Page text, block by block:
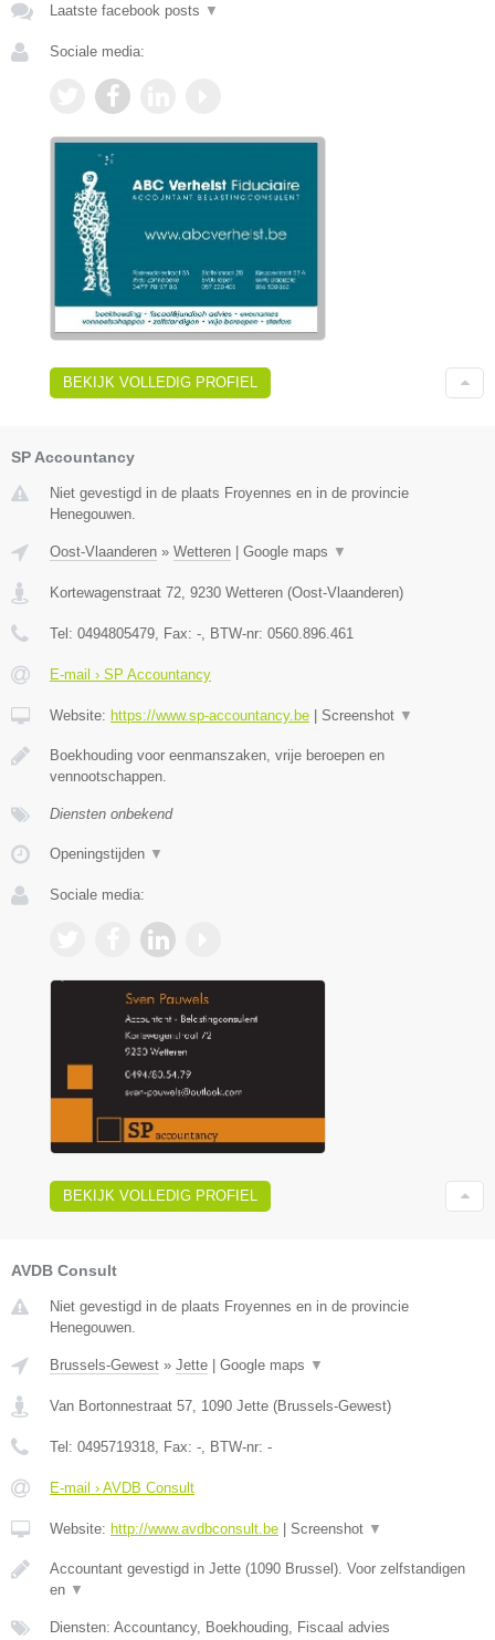
Laatste facebook posts ▼
Sociale media:
BEKIJK VOLLEDIG PROFIEL
SP Accountancy
Niet gevestigd in de plaats Froyennes en in de provincie
Henegouwen.
Oost-Vlaanderen » Wetteren Google maps ▼
Kortewagenstraat 72 9230 Wetteren (Oost-Vlaanderen)
Tel: 0494805479 , Fax: - , BTW-nr: 0560.896.461
E-mail › SP Accountancy
Website: https://www.sp-accountancy.be Screenshot ▼
Boekhouding voor eenmanszaken, vrije beroepen en
vennootschappen.
Diensten onbekend
Openingstijden ▼
Sociale media:
BEKIJK VOLLEDIG PROFIEL
AVDB Consult
Niet gevestigd in de plaats Froyennes en in de provincie
Henegouwen.
Brussels-Gewest » Jette | Google maps ▼
Van Bortonnestraat 57 1090 Jette (Brussels-Gewest)
Tel: 0495719318 , Fax: - , BTW-nr: -
E-mail › AVDB Consult
Website: http://www.avdbconsult.be | Screenshot ▼
Accountant gevestigd in Jette (1090 Brussel). Voor zelfstandigen
en ▼
Diensten: Accountancy, Boekhouding, Fiscaal advies